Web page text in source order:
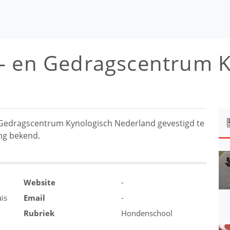
Gedragscentrum
Kynologisch Nederland gevestigd te
bekend.
Website
-
Email
-
Rubriek
Hondenschool